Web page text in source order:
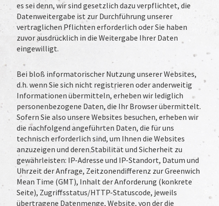
es sei denn, wir sind gesetzlich dazu verpflichtet, die
Datenweitergabe ist zur Durchführung unserer
vertraglichen Pflichten erforderlich oder Sie haben
zuvor ausdrücklich in die Weitergabe Ihrer Daten
eingewilligt.
Bei bloß informatorischer Nutzung unserer Websites,
d.h. wenn Sie sich nicht registrieren oder anderweitig
Informationen übermitteln, erheben wir lediglich
personenbezogene Daten, die Ihr Browser übermittelt.
Sofern Sie also unsere Websites besuchen, erheben wir
die nachfolgend angeführten Daten, die für uns
technisch erforderlich sind, um Ihnen die Websites
anzuzeigen und deren Stabilität und Sicherheit zu
gewährleisten: IP-Adresse und IP-Standort, Datum und
Uhrzeit der Anfrage, Zeitzonendifferenz zur Greenwich
Mean Time (GMT), Inhalt der Anforderung (konkrete
Seite), Zugriffsstatus/HTTP-Statuscode, jeweils
übertragene Datenmenge, Website, von der die